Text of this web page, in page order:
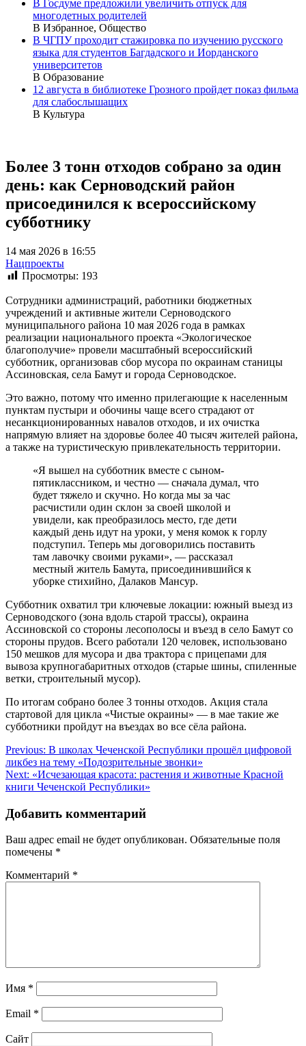
В Госдуме предложили увеличить отпуск для
многодетных родителей
В Избранное, Общество
В ЧГПУ проходит стажировка по изучению русского
языка для студентов Багдадского и Иорданского
университетов
В Образование
12 августа в библиотеке Грозного пройдет показ фильма
для слабослышащих
В Культура
Более 3 тонн отходов собрано за один
день: как Серноводский район
присоединился к всероссийскому
субботнику
14 мая 2026 в 16:55
Нацпроекты
Просмотры: 193
Сотрудники администраций, работники бюджетных
учреждений и активные жители Серноводского
муниципального района 10 мая 2026 года в рамках
реализации национального проекта «Экологическое
благополучие» провели масштабный всероссийский
субботник, организовав сбор мусора по окраинам станицы
Ассиновская, села Бамут и города Серноводское.
Это важно, потому что именно прилегающие к населенным
пунктам пустыри и обочины чаще всего страдают от
несанкционированных навалов отходов, и их очистка
напрямую влияет на здоровье более 40 тысяч жителей района,
а также на туристическую привлекательность территории.
«Я вышел на субботник вместе с сыном-
пятиклассником, и честно — сначала думал, что
будет тяжело и скучно. Но когда мы за час
расчистили один склон за своей школой и
увидели, как преобразилось место, где дети
каждый день идут на уроки, у меня комок к горлу
подступил. Теперь мы договорились поставить
там лавочку своими руками», — рассказал
местный житель Бамута, присоединившийся к
уборке стихийно, Далаков Мансур.
Субботник охватил три ключевые локации: южный выезд из
Серноводского (зона вдоль старой трассы), окраина
Ассиновской со стороны лесополосы и въезд в село Бамут со
стороны прудов. Всего работали 120 человек, использовано
150 мешков для мусора и два трактора с прицепами для
вывоза крупногабаритных отходов (старые шины, спиленные
ветки, строительный мусор).
По итогам собрано более 3 тонны отходов. Акция стала
стартовой для цикла «Чистые окраины» — в мае такие же
субботники пройдут на въездах во все сёла района.
Навигация
по
записям
Previous: В школах Чеченской Республики прошёл цифровой
ликбез на тему «Подозрительные звонки»
Next: «Исчезающая красота: растения и животные Красной
книги Чеченской Республики»
Добавить комментарий
Ваш адрес email не будет опубликован. Обязательные поля
помечены *
Комментарий *
Имя *
Email *
Сайт